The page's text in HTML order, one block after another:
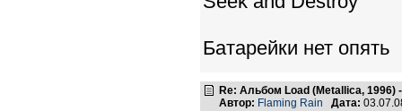
Батарейки нет опять
Re: Альбом Load (Metallica, 1996)
Автор: Flaming Rain Дата: